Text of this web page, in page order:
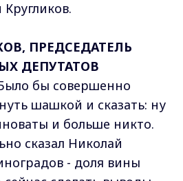
Кругликов.
ПРЕДСЕДАТЕЛЬ
ДЕПУТАТОВ
бы совершенно
шашкой и сказать: ну
и больше никто.
сказал Николай
- доля вины